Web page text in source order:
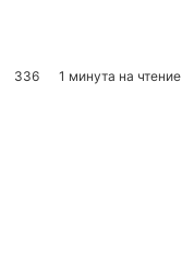
336 1 минута на чтение